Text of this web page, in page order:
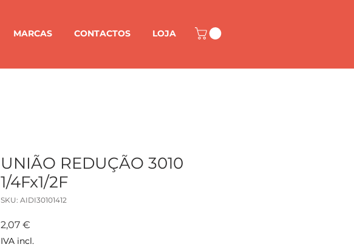
MARCAS CONTACTOS LOJA
UNIÃO REDUÇÃO 3010
1/4Fx1/2F
SKU: AIDI30101412
2,07 €
IVA incl.